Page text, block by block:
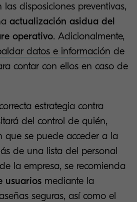
disposiciones preventivas,
actualización asidua del
operativo. Adicionalmente,
datos e información de
contar con ellos en caso de
estrategia contra
del control de quién,
que se puede acceder a la
de una lista del personal
la empresa, se recomienda
usuarios mediante la
seguras, así como el